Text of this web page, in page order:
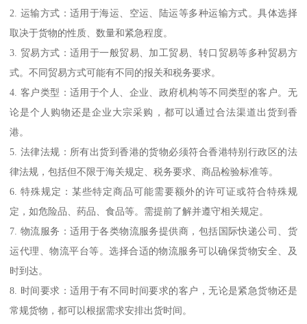
2. 运输方式：适用于海运、空运、陆运等多种运输方式。具体选择
取决于货物的性质、数量和紧急程度。
3. 贸易方式：适用于一般贸易、加工贸易、转口贸易等多种贸易方
式。不同贸易方式可能有不同的报关和税务要求。
4. 客户类型：适用于个人、企业、政府机构等不同类型的客户。无
论是个人购物还是企业大宗采购，都可以通过合法渠道出货到香
港。
5. 法律法规：所有出货到香港的货物必须符合香港特别行政区的法
律法规，包括但不限于海关规定、税务要求、商品检验标准等。
6. 特殊规定：某些特定商品可能需要额外的许可证或符合特殊规
定，如危险品、药品、食品等。需提前了解并遵守相关规定。
7. 物流服务：适用于各类物流服务提供商，包括国际快递公司、货
运代理、物流平台等。选择合适的物流服务可以确保货物安全、及
时到达。
8. 时间要求：适用于有不同时间要求的客户，无论是紧急货物还是
常规货物，都可以根据需求安排出货时间。